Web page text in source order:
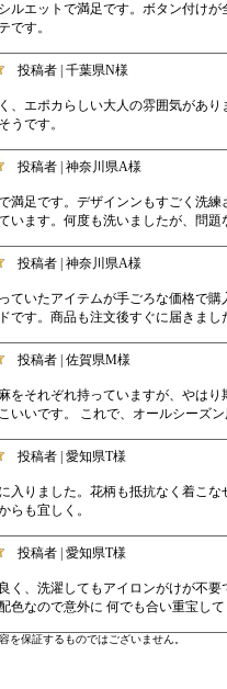
ルエットで満足です。ボタン付け
です。
投稿者 | 千葉県N様
、エポカらしい大人の雰囲気があ
うです。
投稿者 | 神奈川県A様
満足です。デザインンもすごく洗
います。何度も洗いましたが、問題
投稿者 | 神奈川県A様
ていたアイテムが手ごろな価格で
です。商品も注文後すぐに届きまし
投稿者 | 佐賀県M様
をそれぞれ持っていますが、やは
いいです。 これで、オールシーズ
投稿者 | 愛知県T様
入りました。花柄も抵抗なく着こな
らも宜しく。
投稿者 | 愛知県T様
く、洗濯してもアイロンがけが不
色なので意外に 何でも合い重宝し
を保証するものではございません。